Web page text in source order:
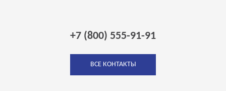
+7 (800) 555-91-91
ВСЕ КОНТАКТЫ